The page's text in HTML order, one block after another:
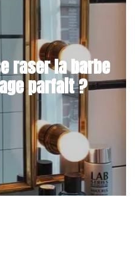
raser la barbe
parfait ?